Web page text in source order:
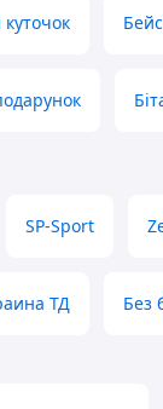
SP-Sport
ТД Без